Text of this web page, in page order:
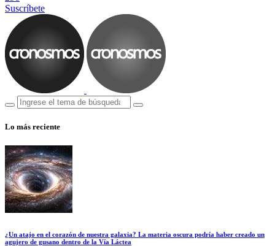
Suscríbete
Lo más reciente
¿Un atajo en el corazón de nuestra galaxia? La materia oscura podría haber creado un
agujero de gusano dentro de la Vía Láctea